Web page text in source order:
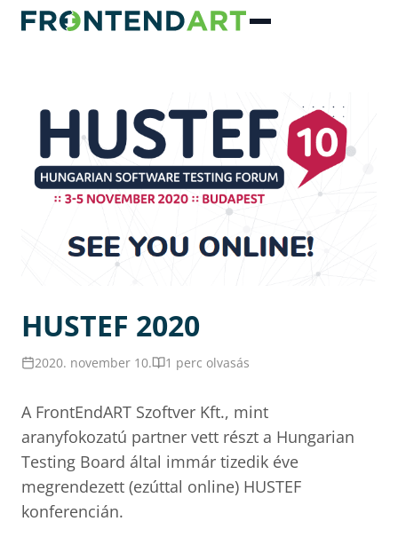
HUSTEF 2020
2020. november 10. 1 perc olvasás
A FrontEndART Szoftver Kft., mint
aranyfokozatú partner vett részt a Hungarian
Testing Board által immár tizedik éve
megrendezett (ezúttal online) HUSTEF
konferencián.